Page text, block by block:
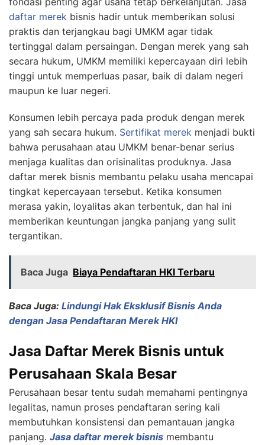
daftar merek bisnis hadir untuk memberikan solusi
praktis dan terjangkau bagi UMKM agar tidak
tertinggal dalam persaingan. Dengan merek yang sah
secara hukum, UMKM memiliki kepercayaan diri lebih
tinggi untuk memperluas pasar, baik di dalam negeri
maupun ke luar negeri.
Konsumen lebih percaya pada produk dengan merek
yang sah secara hukum. Sertifikat merek menjadi bukti
bahwa perusahaan atau UMKM benar-benar serius
menjaga kualitas dan orisinalitas produknya. Jasa
daftar merek bisnis membantu pelaku usaha mencapai
tingkat kepercayaan tersebut. Ketika konsumen
merasa yakin, loyalitas akan terbentuk, dan hal ini
memberikan keuntungan jangka panjang yang sulit
tergantikan.
Baca Juga Biaya Pendaftaran HKI Terbaru
Baca Juga: Lindungi Hak Eksklusif Bisnis Anda
dengan Jasa Pendaftaran Merek HKI
Jasa Daftar Merek Bisnis untuk
Perusahaan Skala Besar
Perusahaan besar tentu sudah memahami pentingnya
legalitas, namun proses pendaftaran sering kali
membutuhkan konsistensi dan pemantauan jangka
panjang. Jasa daftar merek bisnis membantu